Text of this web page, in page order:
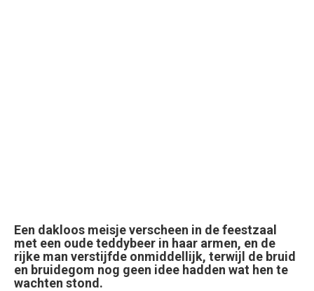
Een dakloos meisje verscheen in de feestzaal
met een oude teddybeer in haar armen, en de
rijke man verstijfde onmiddellijk, terwijl de bruid
en bruidegom nog geen idee hadden wat hen te
wachten stond.